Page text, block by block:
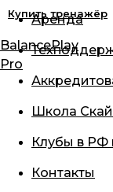
Купить тренажёр
BalancePlay
Pro
Аренда
Школа
Клубы в РФ
Контакты